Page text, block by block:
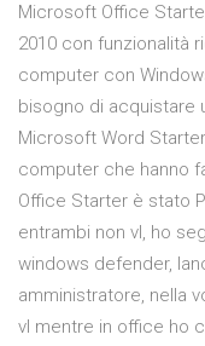
Microsoft Office
2010 con funzionalità
computer con
bisogno di acquistare
Microsoft Word
computer che hanno
Office Starter è stato
entrambi non vl, ho
windows defender,
amministratore, nella
vl mentre in office ho